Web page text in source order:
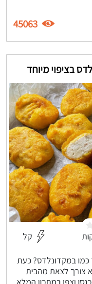
45063
בציפוי מיוחד
קל
כמו במקדונלדס? כעת
צורך לצאת מהבית
וצפו במתכון המלא.